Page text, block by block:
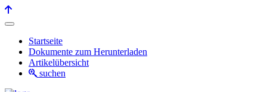
Startseite
Dokumente zum Herunterladen
Artikelübersicht
suchen